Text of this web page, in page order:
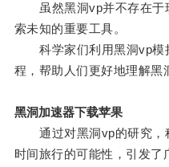
虽然黑洞vp并不存在于
索未知的重要工具。
科学家们利用黑洞vp模
程，帮助人们更好地理解黑
黑洞加速器下载苹果
通过对黑洞vp的研究，
时间旅行的可能性，引发了